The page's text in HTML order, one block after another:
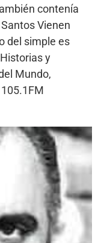
contenía
Vienen
del simple es
y
Mundo,